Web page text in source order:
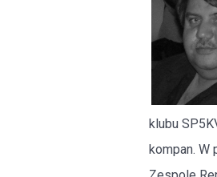
klubu
kompan. W